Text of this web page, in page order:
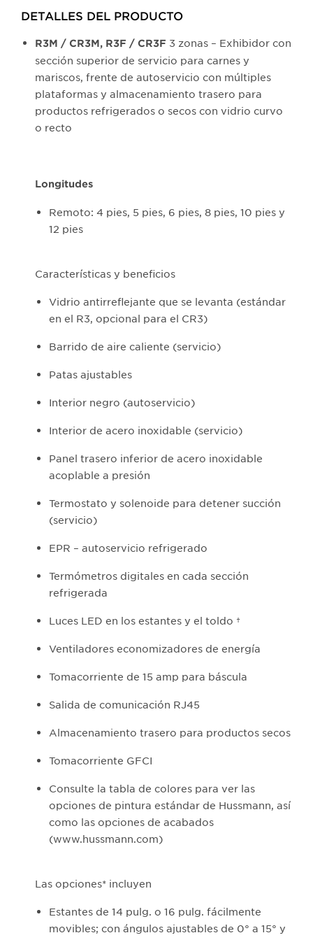
DETALLES DEL PRODUCTO​
R3M / CR3M, R3F / CR3F 3 zonas – Exhibidor con
sección superior de servicio para carnes y
mariscos, frente de autoservicio con múltiples
plataformas y almacenamiento trasero para
productos refrigerados o secos con vidrio curvo
o recto
Longitudes
Remoto: 4 pies, 5 pies, 6 pies, 8 pies, 10 pies y
12 pies
Características y beneficios
Vidrio antirreflejante que se levanta (estándar
en el R3, opcional para el CR3)
Barrido de aire caliente (servicio)
Patas ajustables
Interior negro (autoservicio)
Interior de acero inoxidable (servicio)
Panel trasero inferior de acero inoxidable
acoplable a presión
Termostato y solenoide para detener succión
(servicio)
EPR – autoservicio refrigerado
Termómetros digitales en cada sección
refrigerada
Luces LED en los estantes y el toldo †
Ventiladores economizadores de energía
Tomacorriente de 15 amp para báscula
Salida de comunicación RJ45
Almacenamiento trasero para productos secos
Tomacorriente GFCI
Consulte la tabla de colores para ver las
opciones de pintura estándar de Hussmann, así
como las opciones de acabados
(www.hussmann.com)
Las opciones* incluyen
Estantes de 14 pulg. o 16 pulg. fácilmente
movibles; con ángulos ajustables de 0° a 15° y